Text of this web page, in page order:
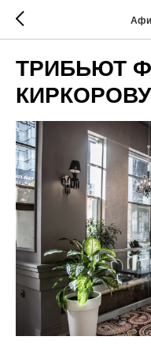
ТРИБЬЮТ
КИРКОРОВУ